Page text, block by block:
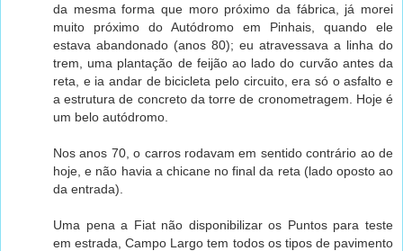
da mesma forma que moro próximo da fábrica, já morei
muito próximo do Autódromo em Pinhais, quando ele
estava abandonado (anos 80); eu atravessava a linha do
trem, uma plantação de feijão ao lado do curvão antes da
reta, e ia andar de bicicleta pelo circuito, era só o asfalto e
a estrutura de concreto da torre de cronometragem. Hoje é
um belo autódromo.
Nos anos 70, o carros rodavam em sentido contrário ao de
hoje, e não havia a chicane no final da reta (lado oposto ao
da entrada).
Uma pena a Fiat não disponibilizar os Puntos para teste
em estrada, Campo Largo tem todos os tipos de pavimento